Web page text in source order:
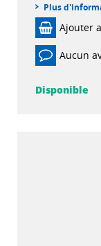
Plus
Ajouter
Aucun
Disponible